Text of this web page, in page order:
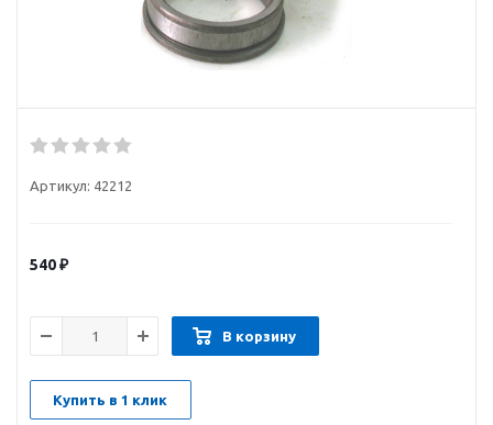
Артикул: 42212
540₽
В корзину
Купить в 1 клик